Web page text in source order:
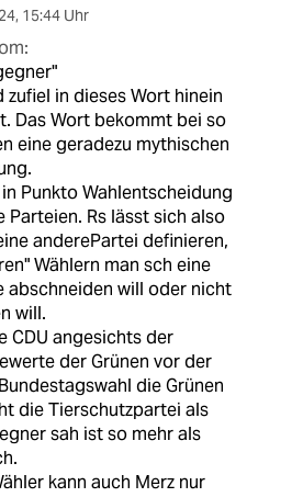
, 15:44 Uhr
zufiel in dieses Wort hinein
Das Wort bekommt bei so
eine geradezu mythischen
Punkto Wahlentscheidung
Parteien. Rs lässt sich also
anderePartei definieren,
Wählern man sch eine
abschneiden will oder nicht
will.
CDU angesichts der
der Grünen vor der
die Grünen
die Tierschutzpartei als
sah ist so mehr als
kann auch Merz nur